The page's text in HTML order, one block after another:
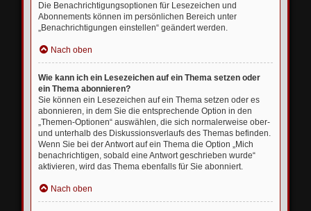
Die Benachrichtigungsoptionen für Lesezeichen und
Abonnements können im persönlichen Bereich unter
„Benachrichtigungen einstellen“ geändert werden.
Nach oben
Wie kann ich ein Lesezeichen auf ein Thema setzen oder
ein Thema abonnieren?
Sie können ein Lesezeichen auf ein Thema setzen oder es
abonnieren, in dem Sie die entsprechende Option in den
„Themen-Optionen“ auswählen, die sich normalerweise ober-
und unterhalb des Diskussionsverlaufs des Themas befinden.
Wenn Sie bei der Antwort auf ein Thema die Option „Mich
benachrichtigen, sobald eine Antwort geschrieben wurde“
aktivieren, wird das Thema ebenfalls für Sie abonniert.
Nach oben